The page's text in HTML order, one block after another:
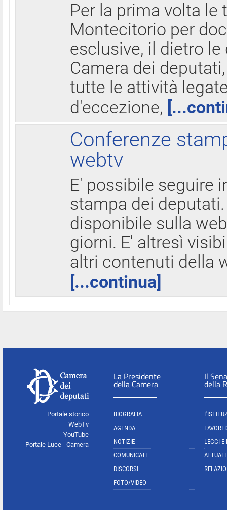
Per la prima volta le
Montecitorio per
esclusive, il dietro
Camera dei
tutte le attività
d'eccezione,
Conferenze
webtv
E' possibile seguire
stampa dei
disponibile sulla
giorni. E' altresì
altri contenuti della
[...continua]
Portale storico
WebTv
YouTube
Portale Luce - Camera
La Presidente
della Camera
BIOGRAFIA
AGENDA
NOTIZIE
COMUNICATI
DISCORSI
FOTO/VIDEO
Il
della
LAVORI
LEGGI E